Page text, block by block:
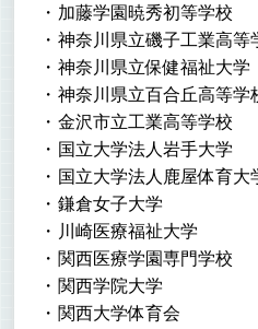
加藤学園暁秀初等学校
神奈川県立磯子工業高等
神奈川県立保健福祉大学
神奈川県立百合丘高等学
金沢市立工業高等学校
国立大学法人岩手大学
国立大学法人鹿屋体育大
鎌倉女子大学
川崎医療福祉大学
関西医療学園専門学校
関西学院大学
関西大学体育会